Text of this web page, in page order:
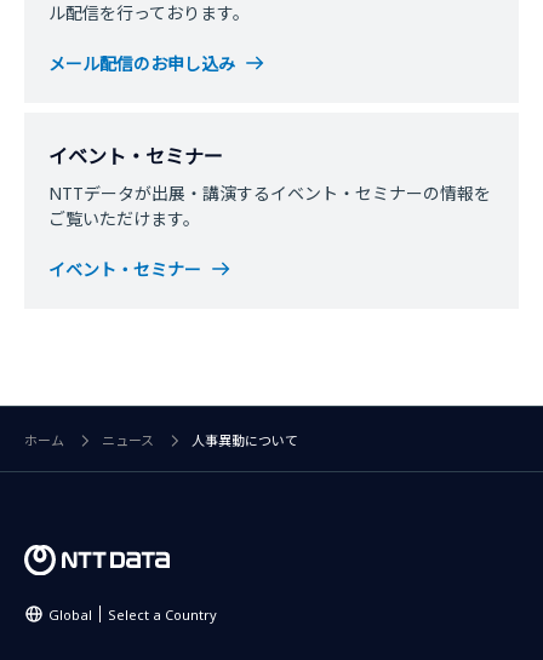
ル配信を行っております。
メール配信のお申し込み
イベント・セミナー
NTTデータが出展・講演するイベント・セミナーの情報を
ご覧いただけます。
イベント・セミナー
ホーム ニュース 人事異動について
Global Select a Country